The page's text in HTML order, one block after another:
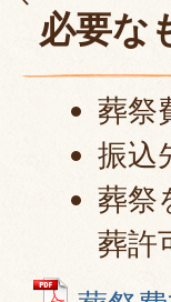
必要な
葬祭
振込
葬祭
葬許